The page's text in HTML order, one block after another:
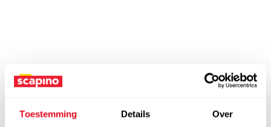
Toestemming Details Over